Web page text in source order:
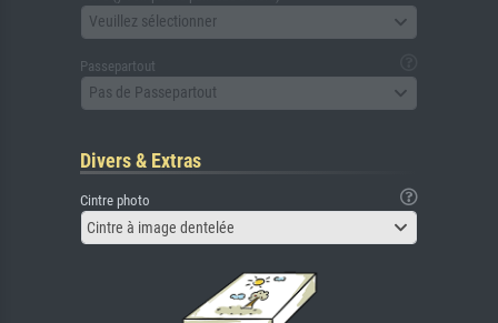
Veuillez sélectionner
Passepartout
Pas de Passepartout
Divers & Extras
Cintre photo
Cintre à image dentelée